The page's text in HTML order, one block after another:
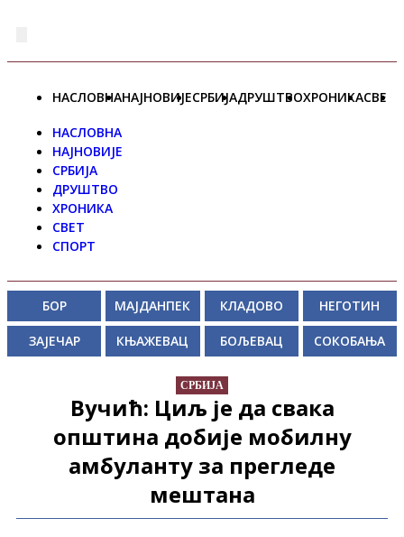
НАСЛОВНАНАЈНОВИЈЕСРБИЈАДРУШТВОХРОНИКАСВЕТ
НАСЛОВНА
НАЈНОВИЈЕ
СРБИЈА
ДРУШТВО
ХРОНИКА
СВЕТ
СПОРТ
БОР МАЈДАНПЕК КЛАДОВО НЕГОТИН
ЗАЈЕЧАР КЊАЖЕВАЦ БОЉЕВАЦ СОКОБАЊА
СРБИЈА
Вучић: Циљ је да свака
општина добије мобилну
амбуланту за прегледе
мештана